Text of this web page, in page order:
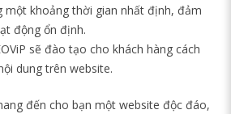
một khoảng thời gian nhất định, đảm
động ổn định.
sẽ đào tạo cho khách hàng cách
dung trên website.
đến cho bạn một website độc đáo,